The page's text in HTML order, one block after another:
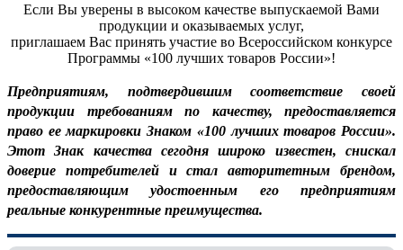
Если Вы уверены в высоком качестве выпускаемой Вами
продукции и оказываемых услуг,
приглашаем Вас принять участие во Всероссийском конкурсе
Программы «100 лучших товаров России»!
Предприятиям, подтвердившим соответствие своей
продукции требованиям по качеству, предоставляется
право ее маркировки Знаком «100 лучших товаров России».
Этот Знак качества сегодня широко известен, снискал
доверие потребителей и стал авторитетным брендом,
предоставляющим удостоенным его предприятиям
реальные конкурентные преимущества.